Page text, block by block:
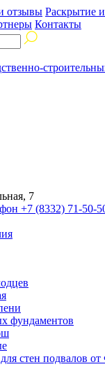
отзывы Раскрытие
Контакты
7
+7 (8332) 71-50-
фундаментов
стен подвалов